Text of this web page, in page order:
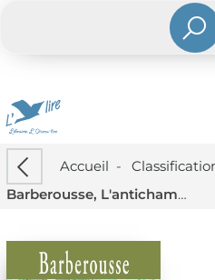
Accueil -
Barberousse, L'antichambre De L'echafaud